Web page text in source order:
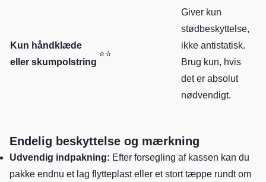
Kun håndklæde
eller skumpolstring
⭐⭐
Giver kun
stødbeskyttelse,
ikke antistatisk.
Brug kun, hvis
det er absolut
nødvendigt.
Endelig beskyttelse og mærkning
Udvendig indpakning: Efter forsegling af kassen kan du
pakke endnu et lag flytteplast eller et stort tæppe rundt om